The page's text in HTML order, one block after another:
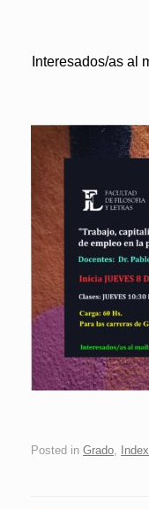
Interesados/as al
Posted in Grado Index